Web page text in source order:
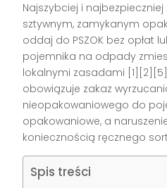
Najszybciej i
sztywnym, zamykanym
oddaj do PSZOK bez opłat
pojemnika na odpady
lokalnymi zasadami
obowiązuje zakaz
nieopakowaniowego do
opakowaniowe, a
koniecznością ręcznego
Spis treści